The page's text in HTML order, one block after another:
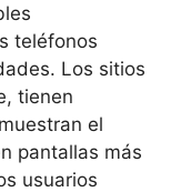
teléfonos
Los sitios
tienen
el
pantallas más
usuarios